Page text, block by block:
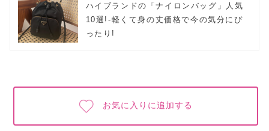
ハイブランドの「ナイロンバッグ」人気
10選!-軽くて身の丈価格で今の気分にぴ
ったり!
お気に入りに追加する